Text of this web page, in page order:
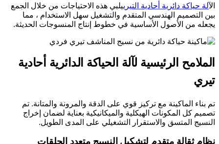
الآلة حياكة دائرية أحادية التيرييلبي هذه الاحتياجات من خلال الجمع
بين التصميم الهندسي المتقدم والتشغيل سهل الاستخدام ، مما
يجعله من الأصول الأساسية في خطوط إنتاج المنسوجات الحديثة.
الملامح الرئيسية لآلة الحياكة الدائرية أحادية
تيري
تم بناء الماكينة مع تركيز قوي على الدقة والمرونة والمتانة. تم
تصميم كل المكونات الهيكلية والميكانيكية بعناية لضمان إخراج
النسيج المتسق والاستقرار التشغيلي على المدى الطويل.
نظام ثقالة متقدم لتشكيل النسيج متعدد الحلقات